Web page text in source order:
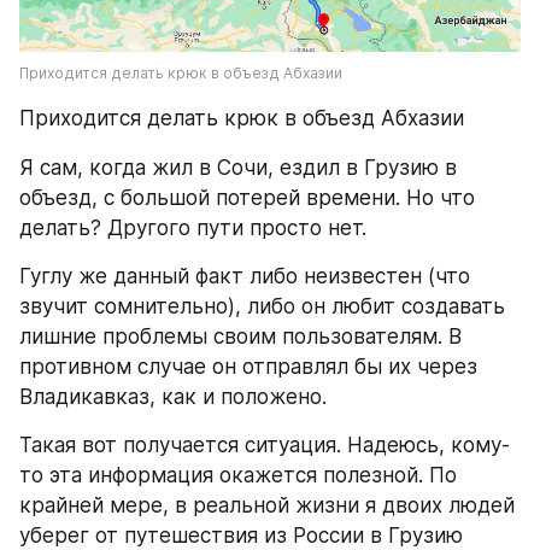
Приходится делать крюк в объезд Абхазии
Приходится делать крюк в объезд Абхазии
Я сам, когда жил в Сочи, ездил в Грузию в
объезд, с большой потерей времени. Но что
делать? Другого пути просто нет.
Гуглу же данный факт либо неизвестен (что
звучит сомнительно), либо он любит создавать
лишние проблемы своим пользователям. В
противном случае он отправлял бы их через
Владикавказ, как и положено.
Такая вот получается ситуация. Надеюсь, кому-
то эта информация окажется полезной. По
крайней мере, в реальной жизни я двоих людей
уберег от путешествия из России в Грузию